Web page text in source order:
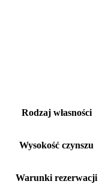
Rodzaj własności
Wysokość czynszu
Warunki rezerwacji